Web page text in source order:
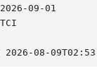
09-01
08-